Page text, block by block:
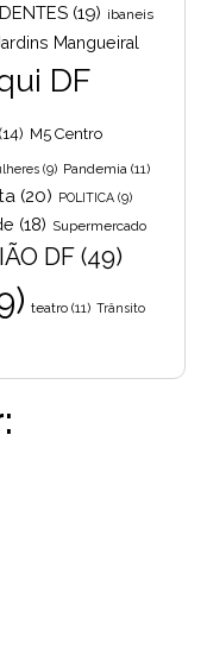
(19) ibaneis
Mangueiral
DF
(14) M5 Centro
(9) Pandemia (11)
(20) POLITICA (9)
(18) Supermercado
DF (49)
teatro (11) Trânsito